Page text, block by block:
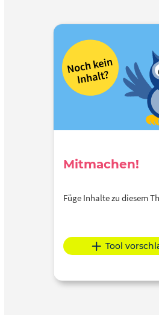
Mitmachen!
Füge Inhalte zu diesem
Tool